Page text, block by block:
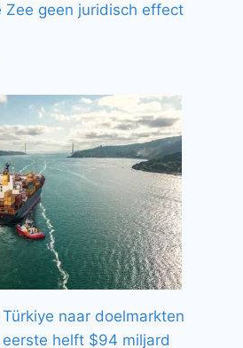
Zee geen juridisch effect
naar doelmarkten
helft $94 miljard